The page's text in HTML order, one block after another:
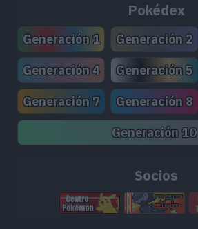
Pokédex
Generación 1 Generación 2
Generación 4
Generación 5
Generación 7
Generación 8
Generación 10
Socios